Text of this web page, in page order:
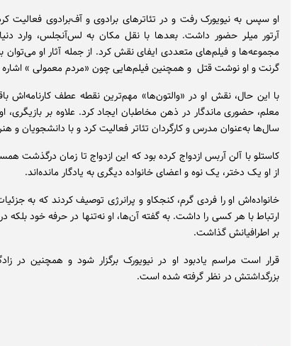
او سپس به نیویورک رفت و در تئاترهای برادوی و آف‌برادوی فعالیت
آرتور میلر حضور داشت. بعدها با نقل مکان به لس‌آنجلس، وارد
مجموعه‌ها و فیلم‌های متعددی ایفای نقش کرد. از جمله آثار او می‌توان
گرنت و او نوشت قتل و همچنین فیلم‌هایی چون «مردم معمولی » اشاره
با این حال، نقش او در «والتون‌ها» مهم‌ترین نقطه عطف کارنامه‌اش
معلم، حضوری ماندگار در ذهن مخاطبان ایجاد کرد. علاوه بر بازیگری،
سال‌ها به‌عنوان مدرس و کارگردان تئاتر فعالیت کرد و با دانشجویان و
از او یک دختر، یک نوه و اعضای خانواده دیگری به یادگار مانده‌اند.
خانواده‌اش او را فردی گرم، کنجکاو و پرانرژی توصیف کردند که به
ارتباط با هر کسی را داشت. به گفته آن‌ها، او نه‌تنها در حرفه خود
بر اطرافیانش گذاشت.
قرار است مراسم یادبود او در نیویورک برگزار شود و همچنین در
بزرگداشتش در نظر گرفته شده است.